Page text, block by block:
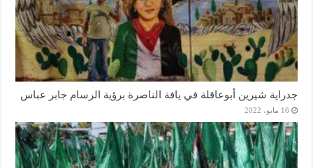
جدراية شيرين أبوعاقلة في يافة الناصرة برؤية الرسام جابر عباس
16 مايو، 2022